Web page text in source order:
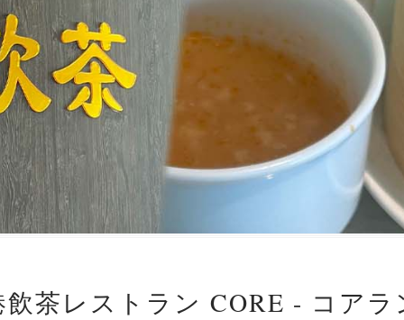
飲茶レストラン CORE - コアラ